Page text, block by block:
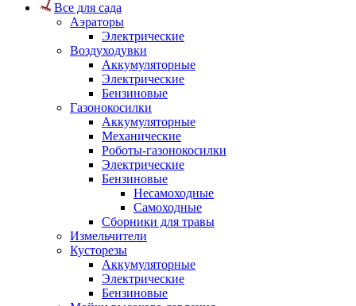
Все для сада
Аэраторы
Электрические
Воздуходувки
Аккумуляторные
Электрические
Бензиновые
Газонокосилки
Аккумуляторные
Механические
Роботы-газонокосилки
Электрические
Бензиновые
Несамоходные
Самоходные
Сборники для травы
Измельчители
Кусторезы
Аккумуляторные
Электрические
Бензиновые